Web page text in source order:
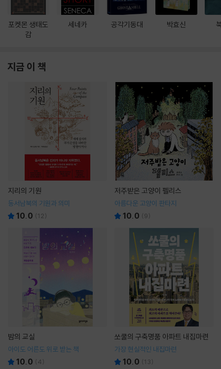
포켓몬 생태도
감
세네카 공각기동대 박효신
지금 이 책
지리의 기원
동서남북의 기원과 의미
10.0 (12)
저주받은 고양이 펠리스
아름다운 고양이 판타지
10.0 (9)
밤의 교실
아이도 어른도 위로 받는 책
10.0 (4)
쏘쿨의 구축명품 아파트 내집마련
가장 현실적인 내집마련
10.0 (13)